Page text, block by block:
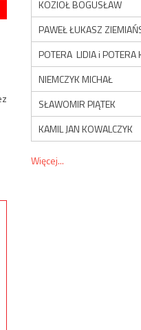
KOZIOŁ BOGUSŁAW
PAWEŁ ŁUKASZ
POTERA LIDIA i POTERA
NIEMCZYK MICHAŁ
SŁAWOMIR PIĄTEK
KAMIL JAN KOWALCZYK
Więcej...